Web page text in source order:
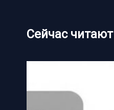
Сейчас читают